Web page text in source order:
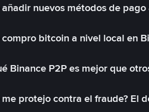
añadir nuevos métodos de pago
compro bitcoin a nivel local en
Binance P2P es mejor que
me protejo contra el fraude? El